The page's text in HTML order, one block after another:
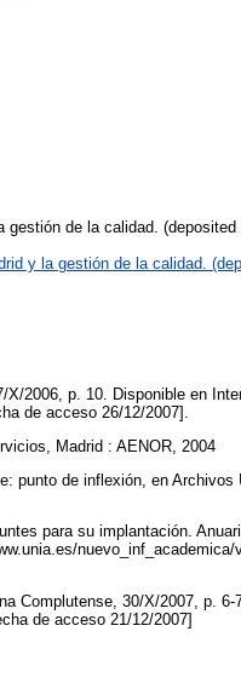
gestión de la calidad. (deposited
y la gestión de la calidad.
X/2006, p. 10. Disponible en
de acceso 26/12/2007].
Madrid : AENOR, 2004
punto de inflexión, en
para su implantación.
Complutense, 30/X/2007, p. 6-
de acceso 21/12/2007]